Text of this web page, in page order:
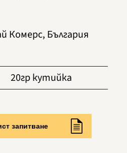
Комерс, България
20гр кутийка
запитване